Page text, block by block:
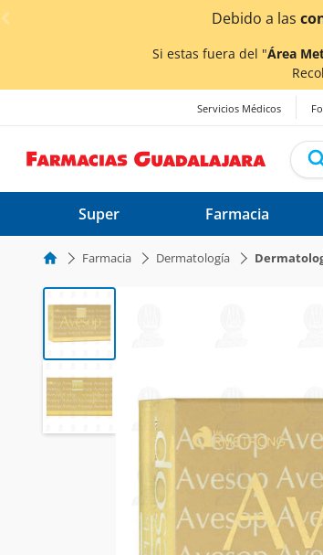
< div class="carousel-inner">
tiempos de entrega podrían verse
Si estas fuera del "Área
Servicios Médicos
Super Farmacia
Farmacia Dermatología